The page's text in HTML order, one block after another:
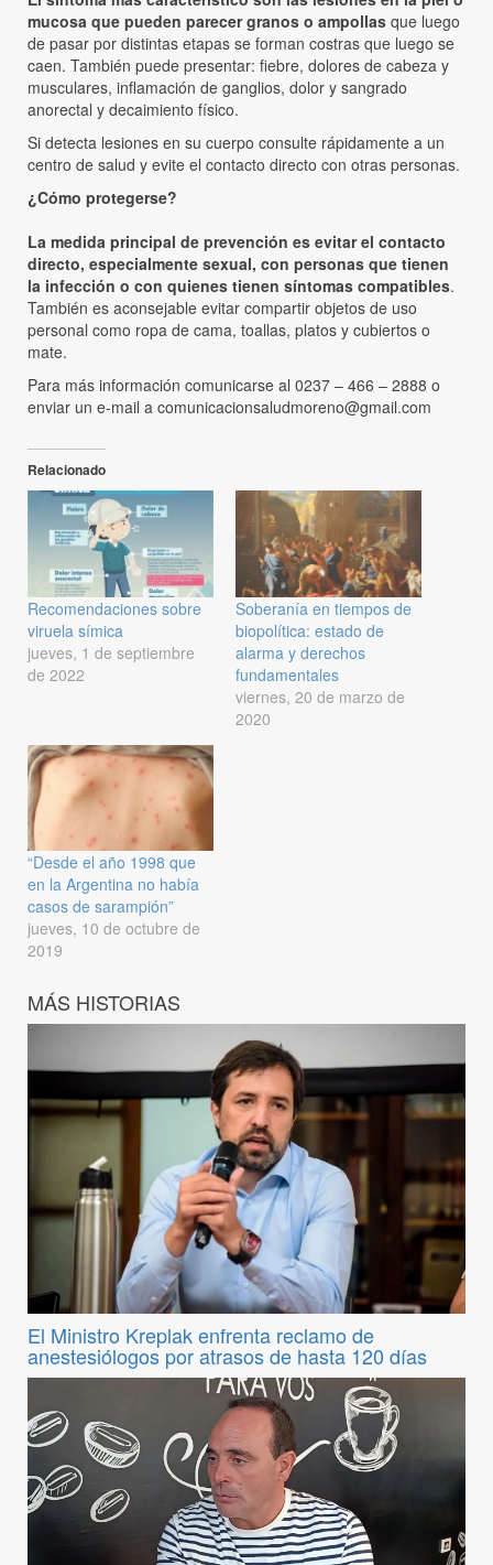
mucosa que pueden parecer granos o ampollas que luego
de pasar por distintas etapas se forman costras que luego se
caen. También puede presentar: fiebre, dolores de cabeza y
musculares, inflamación de ganglios, dolor y sangrado
anorectal y decaimiento físico.
Si detecta lesiones en su cuerpo consulte rápidamente a un
centro de salud y evite el contacto directo con otras personas.
¿Cómo protegerse?
La medida principal de prevención es evitar el contacto
directo, especialmente sexual, con personas que tienen
la infección o con quienes tienen síntomas compatibles.
También es aconsejable evitar compartir objetos de uso
personal como ropa de cama, toallas, platos y cubiertos o
mate.
Para más información comunicarse al 0237 – 466 – 2888 o
enviar un e-mail a comunicacionsaludmoreno@gmail.com
Relacionado
Recomendaciones sobre
viruela símica
jueves, 1 de septiembre
de 2022
Soberanía en tiempos de
biopolítica: estado de
alarma y derechos
fundamentales
viernes, 20 de marzo de
2020
“Desde el año 1998 que
en la Argentina no había
casos de sarampión”
jueves, 10 de octubre de
2019
MÁS HISTORIAS
El Ministro Kreplak enfrenta reclamo de
anestesiólogos por atrasos de hasta 120 días